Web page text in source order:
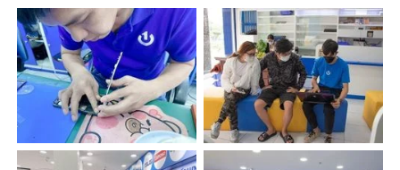
Thông qua các kênh thông tin
Những lưu ý để sửa chữa Chữa Ipad Nhanh
Chóng nhanh chóng tại Trung Tâm Bảo Hành One
Gọi điện để được tư vấn trước khi đến
Đặt trước lịch hẹn
Xem trước bảng báo giá